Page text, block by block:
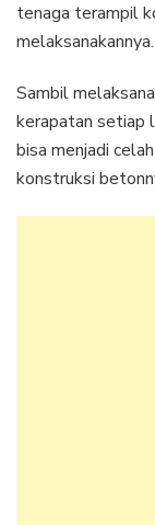
tenaga terampil
melaksanakannya.
Sambil
kerapatan setiap
bisa menjadi
konstruksi